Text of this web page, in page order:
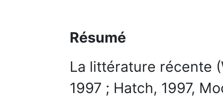
Résumé
La littérature récente
1997 ; Hatch, 1997,